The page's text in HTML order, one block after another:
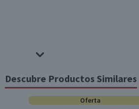
Descubre Productos Similares
Oferta